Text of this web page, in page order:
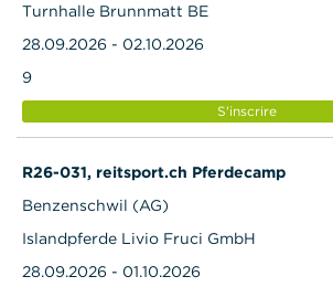
Turnhalle Brunnmatt BE
28.09.2026 - 02.10.2026
9
S'inscrire
R26-031, reitsport.ch Pferdecamp
Benzenschwil (AG)
Islandpferde Livio Fruci GmbH
28.09.2026 - 01.10.2026